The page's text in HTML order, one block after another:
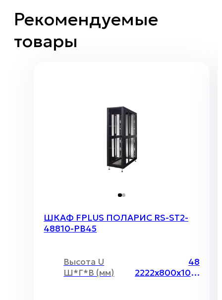
Рекомендуемые
товары
ШКАФ FPLUS ПОЛАРИС RS-ST2-
48810-PB45
Высота U
48
Ш*Г*В (мм)
2222х800х1070 мм